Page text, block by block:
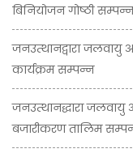
बिनियोजन गोष्ठी सम्पन्न
जनउत्थानद्वारा जलवायु
कार्यक्रम सम्पन्न
जनउत्थानद्धारा जलवायु
बजारीकरण तालिम